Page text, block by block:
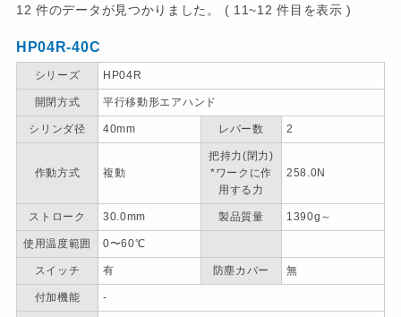
12 件のデータが見つかりました。 ( 11~12 件目を表示 )
HP04R-40C
シリーズ HP04R
開閉方式 平行移動形エアハンド
シリンダ径 40mm レバー数 2
作動方式 複動
把持力(閉力)
*ワークに作
用する力
258.0N
ストローク 30.0mm 製品質量 1390g～
使用温度範囲 0〜60℃
スイッチ 有 防塵カバー 無
付加機能 -